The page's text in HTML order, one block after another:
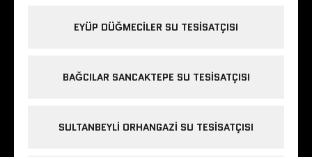
EYÜP DÜĞMECILER SU TESISATÇISI
BAĞCILAR SANCAKTEPE SU TESISATÇISI
SULTANBEYLI ORHANGAZI SU TESISATÇISI